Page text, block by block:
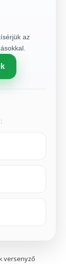
az
versenyző